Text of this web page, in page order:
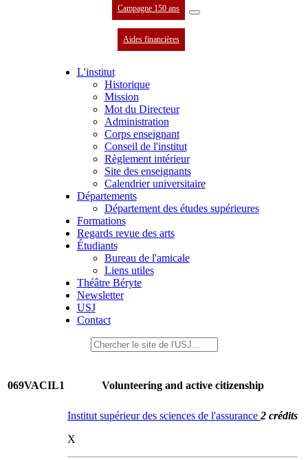
Campagne 150 ans
Aides financières
L'institut
Historique
Mission
Mot du Directeur
Administration
Corps enseignant
Conseil de l'institut
Règlement intérieur
Site des enseignants
Calendrier universitaire
Départements
Département des études supérieures
Formations
Regards revue des arts
Étudiants
Bureau de l'amicale
Liens utiles
Théâtre Béryte
Newsletter
USJ
Contact
069VACIL1 Volunteering and active citizenship
Institut supérieur des sciences de l'assurance 2 crédits
X